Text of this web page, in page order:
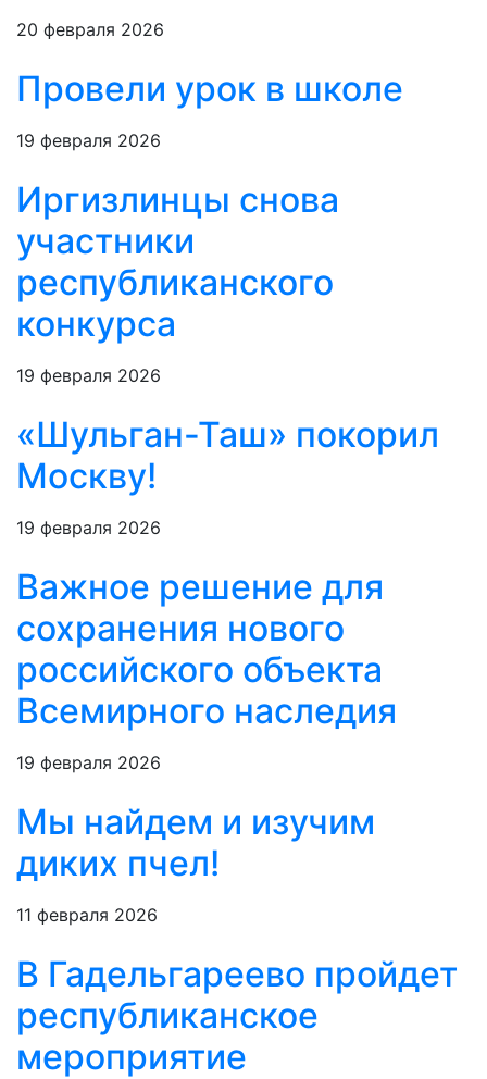
20 февраля 2026
Провели урок в школе
19 февраля 2026
Иргизлинцы снова
участники
республиканского
конкурса
19 февраля 2026
«Шульган-Таш» покорил
Москву!
19 февраля 2026
Важное решение для
сохранения нового
российского объекта
Всемирного наследия
19 февраля 2026
Мы найдем и изучим
диких пчел!
11 февраля 2026
В Гадельгареево пройдет
республиканское
мероприятие